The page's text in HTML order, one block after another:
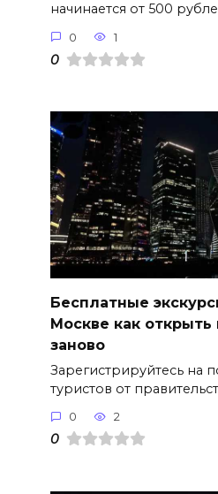
начинается от 500
0 1
0
Бесплатные
Москве как
заново
Зарегистрируйтесь на
туристов от
0 2
0